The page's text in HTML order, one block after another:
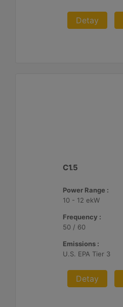
Detay
C1.5
Power Range :
10 - 12 ekW
Frequency :
50 / 60
Emissions :
U.S. EPA Tier 3
Detay